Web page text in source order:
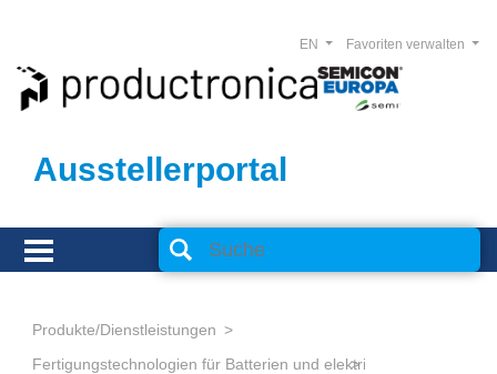
Ausstellerportal
Favoriten verwalten
EN
Produkte/Dienstleistungen
Fertigungstechnologien für Batterien und elektrische